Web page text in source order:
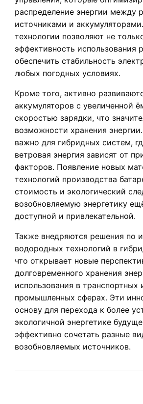
распределение энергии между
источниками и
технологии позволяют не
эффективность использования
обеспечить стабильность
любых погодных условиях.
Кроме того, активно
аккумуляторов с увеличенной
скоростью зарядки, что
возможности хранения
важно для гибридных систем,
ветровая энергия зависят от
факторов. Появление новых
технологий производства
стоимость и экологический
возобновляемую энергетику
доступной и привлекательной.
Также внедряются решения по
водородных технологий в
что открывает новые
долговременного хранения
использования в транспортных
промышленных сферах. Эти
основу для перехода к более
экологичной энергетике
эффективно сочетать разные
возобновляемых источников.